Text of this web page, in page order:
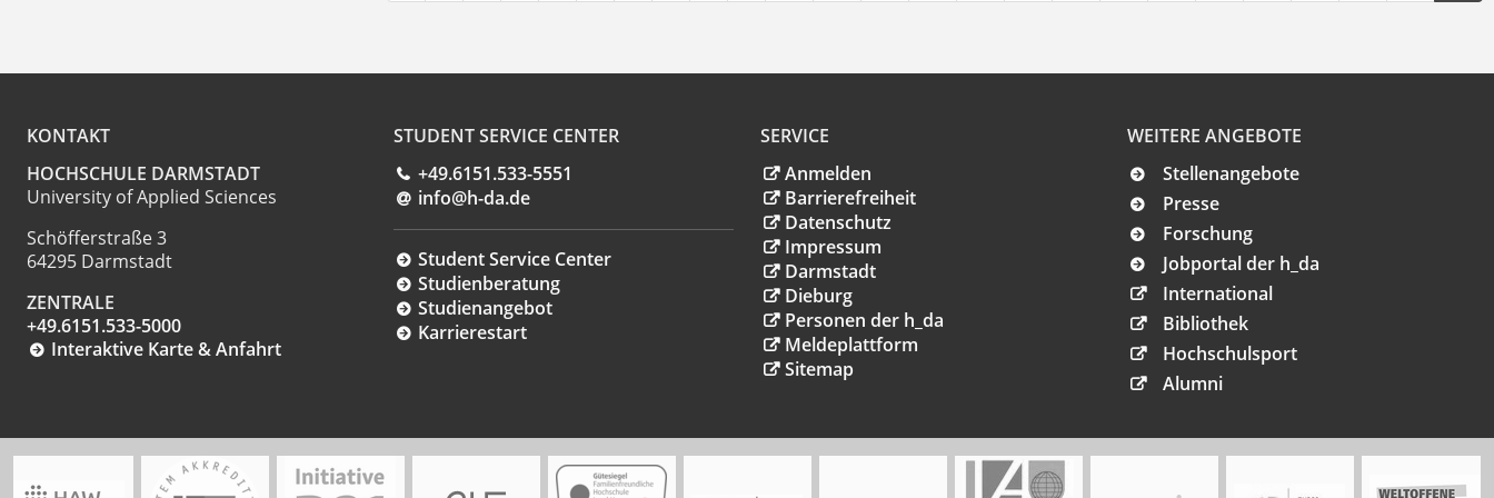
KONTAKT
HOCHSCHULE DARMSTADT
University of Applied Sciences
Schöfferstraße 3
64295 Darmstadt
ZENTRALE
+49.6151.533-5000
Interaktive Karte & Anfahrt
STUDENT SERVICE CENTER
+49.6151.533-5551
info@h-da.de
Student Service Center
Studienberatung
Studienangebot
Karrierestart
SERVICE
Anmelden
Barrierefreiheit
Datenschutz
Impressum
Darmstadt
Dieburg
Personen der h_da
Meldeplattform
Sitemap
WEITERE ANGEBOTE
Stellenangebote
Presse
Forschung
Jobportal der h_da
International
Bibliothek
Hochschulsport
Alumni